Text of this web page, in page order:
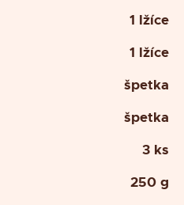
1 lžíce
1 lžíce
špetka
špetka
3 ks
250 g